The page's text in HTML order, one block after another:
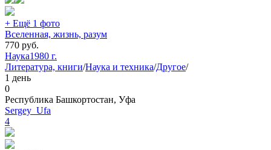
+ Ещё 1 фото
Вселенная, жизнь, разум
770 руб.
Наука1980 г.
Литература, книги/Наука и техника/Другое/
1 день
0
Республика Башкортостан, Уфа
Sergey_Ufa
4